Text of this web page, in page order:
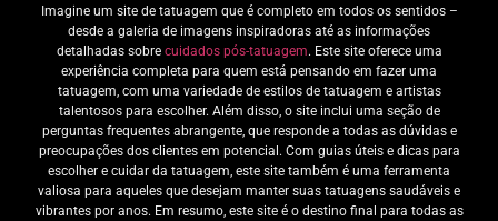
Imagine um site de tatuagem que é completo em todos os sentidos –
desde a galeria de imagens inspiradoras até as informações
detalhadas sobre cuidados pós-tatuagem. Este site oferece uma
experiência completa para quem está pensando em fazer uma
tatuagem, com uma variedade de estilos de tatuagem e artistas
talentosos para escolher. Além disso, o site inclui uma seção de
perguntas frequentes abrangente, que responde a todas as dúvidas e
preocupações dos clientes em potencial. Com guias úteis e dicas para
escolher e cuidar da tatuagem, este site também é uma ferramenta
valiosa para aqueles que desejam manter suas tatuagens saudáveis e
vibrantes por anos. Em resumo, este site é o destino final para todas as